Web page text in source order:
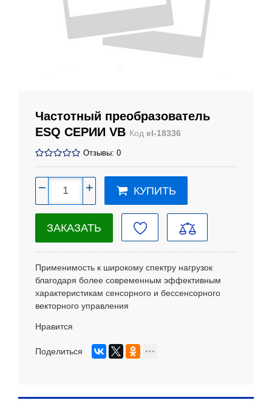
Частотный преобразователь
ESQ CЕРИИ VB Код el-18336
Отзывы: 0
− + КУПИТЬ
ЗАКАЗАТЬ
Применимость к широкому спектру нагрузок
благодаря более современным эффективным
характеристикам сенсорного и бессенсорного
векторного управления
Нравится
Поделиться